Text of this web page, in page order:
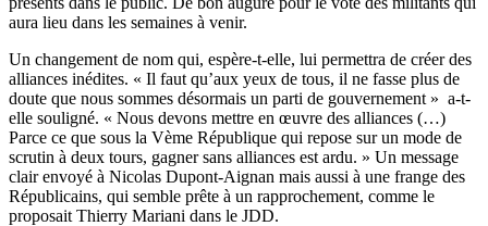
aura lieu dans les semaines à venir.
Un changement de nom qui, espère-t-elle, lui permettra de créer des
alliances inédites. « Il faut qu’aux yeux de tous, il ne fasse plus de
doute que nous sommes désormais un parti de gouvernement » a-t-
elle souligné. « Nous devons mettre en œuvre des alliances (…)
Parce ce que sous la Vème République qui repose sur un mode de
scrutin à deux tours, gagner sans alliances est ardu. » Un message
clair envoyé à Nicolas Dupont-Aignan mais aussi à une frange des
Républicains, qui semble prête à un rapprochement, comme le
proposait Thierry Mariani dans le JDD.